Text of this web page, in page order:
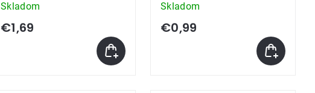
Skladom
€1,69
Skladom
€0,99